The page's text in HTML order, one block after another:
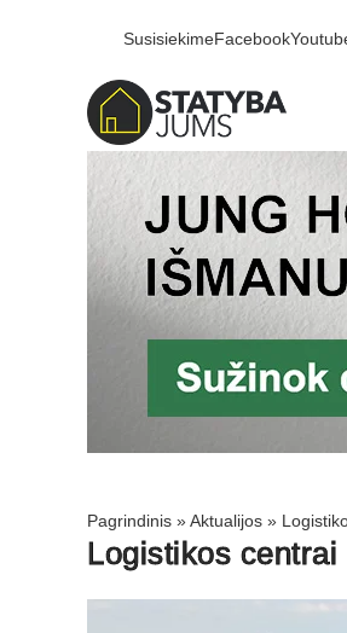
SusisiekimeFacebook
Pagrindinis »Aktualijos »
Logistikos